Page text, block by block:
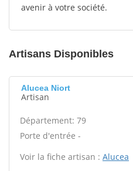
avenir à votre société.
Artisans Disponibles
Alucea Niort
Artisan
Département: 79
Porte d'entrée -
Voir la fiche artisan : Alucea